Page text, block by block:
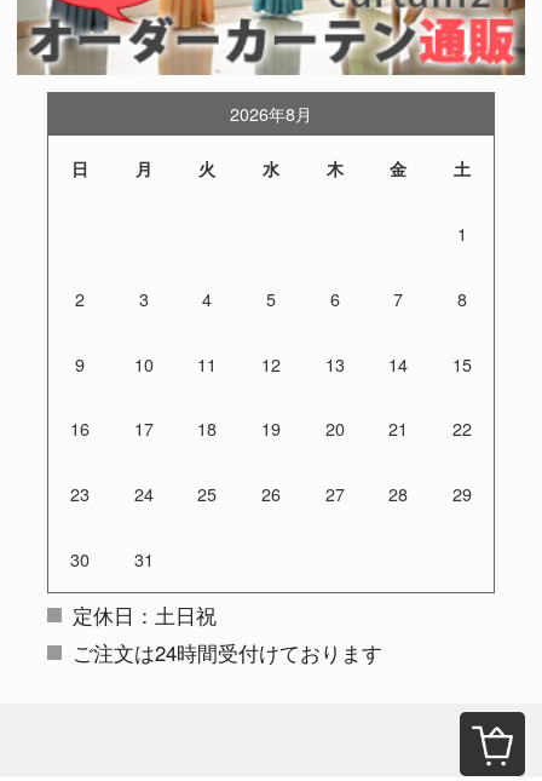
2026年8月
日 月 火 水 木 金 土
1
2 3 4 5 6 7 8
9 10 11 12 13 14 15
16 17 18 19 20 21 22
23 24 25 26 27 28 29
30 31
定休日：土日祝
ご注文は24時間受付けております